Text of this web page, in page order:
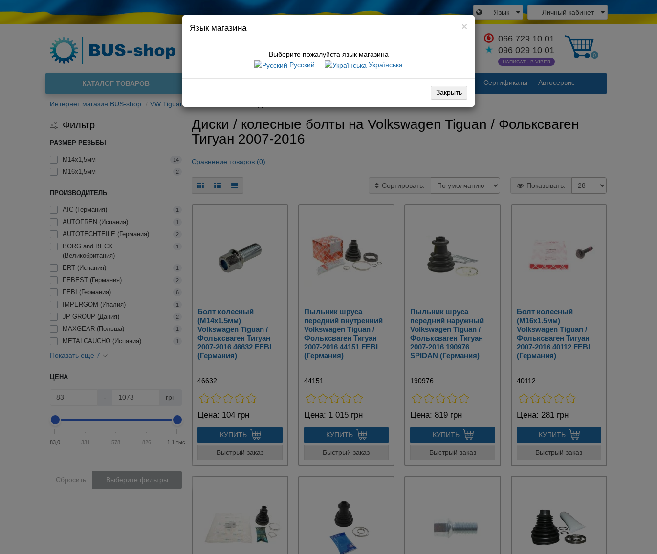
Личный кабинет
Язык
Связаться с
066 729 10 01
096 029 10 01
НАПИСАТЬ В VIBER
0
шкив коленвала t4
Сертификаты Автосервис
КАТАЛОГ ТОВАРОВ
Интернет магазин BUS-shop VW Tiguan 2007-2016
Фильтр
РАЗМЕР РЕЗЬБЫ
M14x1,5мм 14
М16х1,5мм 2
ПРОИЗВОДИТЕЛЬ
AIC (Германия) 1
AUTOFREN (Испания) 1
AUTOTECHTEILE (Германия) 2
BORG and BECK
(Великобритания)
1
ERT (Испания) 1
FEBEST (Германия) 2
FEBI (Германия) 6
IMPERGOM (Италия) 1
JP GROUP (Дания) 2
MAXGEAR (Польша) 1
METALCAUCHO (Испания) 1
Показать еще 7
ЦЕНА
- грн
83,0 331 578 826 1,1 тыс.
Сбросить Выберите фильтры
×
Язык магазина
Выберите пожалуйста язык магазина
Русский
Українська
Закрыть
Диски / колесные болты на Volkswagen Tiguan / Фольксваген
Тигуан 2007-2016
Сравнение товаров (0)
Сортировать: Показывать:
Болт колесный
(M14x1.5мм)
Volkswagen Tiguan /
Фольксваген Тигуан
2007-2016 46632 FEBI
(Германия)
46632
Цена: 104 грн
КУПИТЬ
Быстрый заказ
Пыльник шруса
передний внутренний
Volkswagen Tiguan /
Фольксваген Тигуан
2007-2016 44151 FEBI
(Германия)
44151
Цена: 1 015 грн
КУПИТЬ
Быстрый заказ
Пыльник шруса
передний наружный
Volkswagen Tiguan /
Фольксваген Тигуан
2007-2016 190976
SPIDAN (Германия)
190976
Цена: 819 грн
КУПИТЬ
Быстрый заказ
Болт колесный
(M16x1.5мм)
Volkswagen Tiguan /
Фольксваген Тигуан
2007-2016 40112 FEBI
(Германия)
40112
Цена: 281 грн
КУПИТЬ
Быстрый заказ